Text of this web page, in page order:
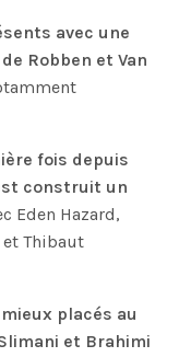
avec une
Robben et Van
fois depuis
construit un
Eden Hazard,
et Thibaut
placés au
et Brahimi